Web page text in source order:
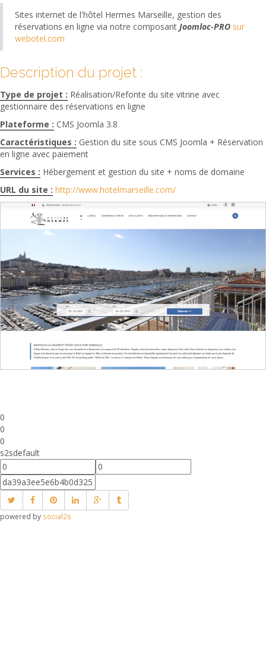
Sites internet de l'hôtel Hermes Marseille, gestion des
réservations en ligne via notre composant Joomloc-PRO sur
webotel.com
Description du projet :
Type de projet : Réalisation/Refonte du site vitrine avec
gestionnaire des réservations en ligne
Plateforme : CMS Joomla 3.8
Caractéristiques : Gestion du site sous CMS Joomla + Réservation
en ligne avec paiement
Services : Hébergement et gestion du site + noms de domaine
URL du site : http://www.hotelmarseille.com/
0
0
0
s2sdefault
powered by social2s